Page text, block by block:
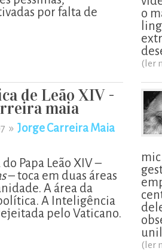
por falta de
o
(ler
de Leão XIV -
maia
» Jorge Carreira Maia
Papa Leão XIV –
– toca em duas áreas
A área da
A Inteligência
pelo Vaticano.
(ler